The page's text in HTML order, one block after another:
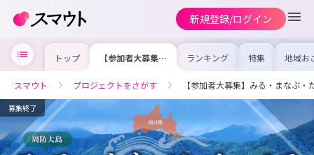
新規登録/ログイン
トップ 【参加者大募集】
みる・まなぶ・た
ンツを巡る旅～＠
山口県周防大島町
ランキング 特集 地域お
の求
を集め
事内容
を比較
合った
スマウト プロジェクトをさがす 【参加者大募集】みる・まなぶ
募集終了